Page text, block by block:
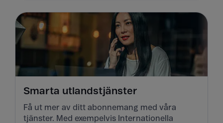
Smarta utlandstjänster
Få ut mer av ditt abonnemang med våra
tjänster. Med exempelvis Internationella